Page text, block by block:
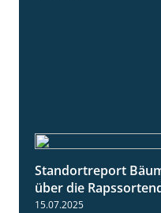
Standortreport
über die
15.07.2025